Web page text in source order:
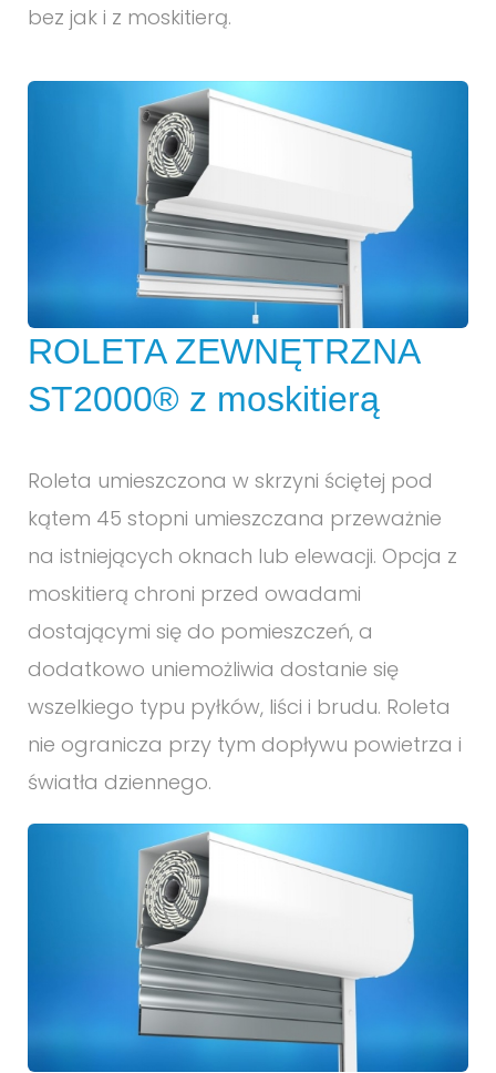
bez jak i z moskitierą.
ROLETA ZEWNĘTRZNA
ST2000® z moskitierą
Roleta umieszczona w skrzyni ściętej pod
kątem 45 stopni umieszczana przeważnie
na istniejących oknach lub elewacji. Opcja z
moskitierą chroni przed owadami
dostającymi się do pomieszczeń, a
dodatkowo uniemożliwia dostanie się
wszelkiego typu pyłków, liści i brudu. Roleta
nie ogranicza przy tym dopływu powietrza i
światła dziennego.